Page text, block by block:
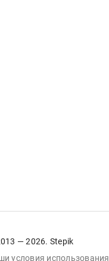
— 2026. Stepik
условия использования